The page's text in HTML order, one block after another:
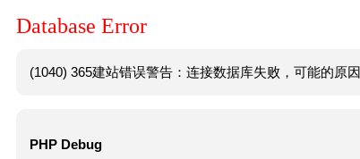
Database Error
(1040) 365建站错误警告：连接数据库失败，可能的原
PHP Debug